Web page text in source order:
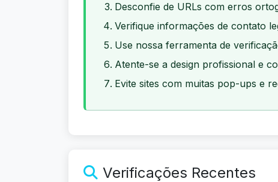
Desconfie de URLs com erros
Verifique informações de contato
Use nossa ferramenta de
Atente-se a design profissional e
Evite sites com muitas pop-ups e
Verificações Recentes